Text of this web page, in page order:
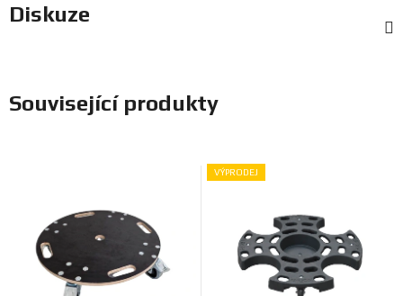
Diskuze
Související produkty
VÝPRODEJ